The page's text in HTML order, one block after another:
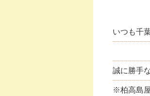
いつも千
誠に勝手
※柏高島